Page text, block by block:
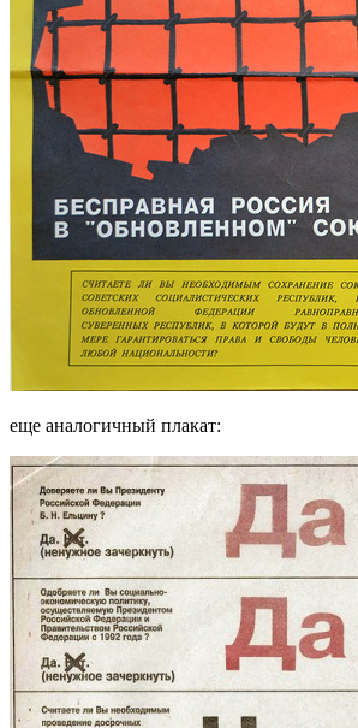
еще аналогичный плакат: